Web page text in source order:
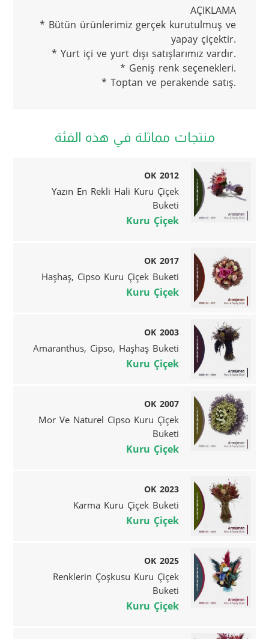
AÇIKLAMA
* Bütün ürünlerimiz gerçek kurutulmuş ve
yapay çiçektir.
* Yurt içi ve yurt dışı satışlarımız vardır.
* Geniş renk seçenekleri.
* Toptan ve perakende satış.
منتجات مماثلة في هذه الفئة
OK 2012
Yazın En Rekli Hali Kuru Çiçek
Buketi
Kuru Çiçek
OK 2017
Haşhaş, Cipso Kuru Çiçek Buketi
Kuru Çiçek
OK 2003
Amaranthus, Cipso, Haşhaş Buketi
Kuru Çiçek
OK 2007
Mor Ve Naturel Cipso Kuru Çiçek
Buketi
Kuru Çiçek
OK 2023
Karma Kuru Çiçek Buketi
Kuru Çiçek
OK 2025
Renklerin Çoşkusu Kuru Çiçek
Buketi
Kuru Çiçek